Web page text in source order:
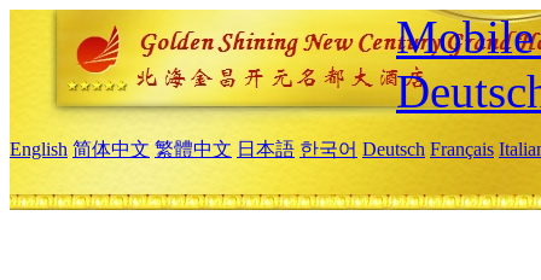
Mobile
English 简体中文 繁體中文 日本語 한국어 Deutsch Français